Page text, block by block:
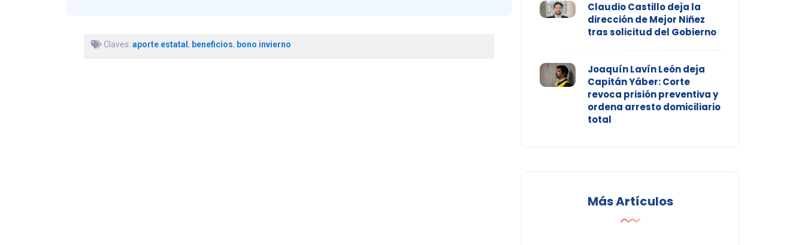
Claves: aporte estatal , beneficios, bono invierno
Claudio Castillo deja la
dirección de Mejor Niñez
tras solicitud del Gobierno
Joaquín Lavín León deja
Capitán Yáber: Corte
revoca prisión preventiva y
ordena arresto domiciliario
total
Más Artículos